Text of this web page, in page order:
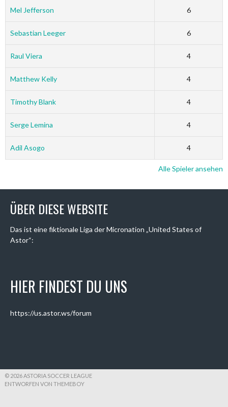
Mel Jefferson 6
Sebastian Leeger 6
Raul Viera 4
Matthew Kelly 4
Timothy Blank 4
Serge Lemina 4
Adil Asogo 4
Alle Spieler ansehen
ÜBER DIESE WEBSITE
Das ist eine fiktionale Liga der Micronation „United States of
Astor“:
HIER FINDEST DU UNS
https://us.astor.ws/forum
© 2026 ASTORIA SOCCER LEAGUE
ENTWORFEN VON THEMEBOY